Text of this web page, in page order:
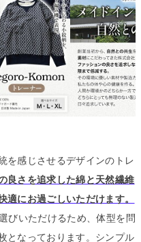
を感じさせるデザインのトレ
良さを追求した綿と天然繊維
にお過ごしいただけます。
びいただけるため、体型を問
となっております。 シンプル